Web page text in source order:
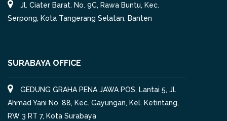
Jl. Ciater Barat. No. 9C, Rawa Buntu, Kec.
Serpong, Kota Tangerang Selatan, Banten
SURABAYA OFFICE
GEDUNG GRAHA PENA JAWA POS, Lantai 5, Jl.
Ahmad Yani No. 88, Kec. Gayungan, Kel. Ketintang,
RW 3 RT 7, Kota Surabaya